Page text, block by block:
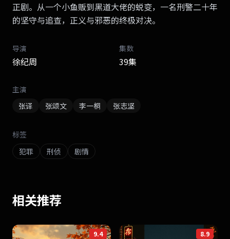
正剧。从一个小鱼贩到黑道大佬的蜕变，一名刑警二十年
的坚守与追查，正义与邪恶的终极对决。
导演
徐纪周
集数
39集
主演
张译
张颂文 李一桐 张志坚
标签
犯罪
刑侦 剧情
相关推荐
9.4 8.9